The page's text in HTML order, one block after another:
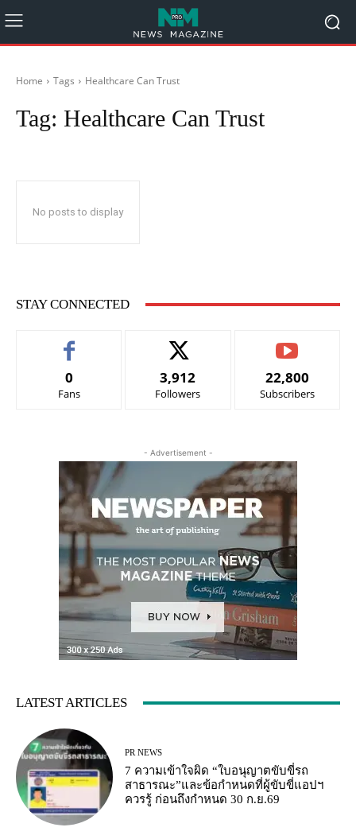
Home Tags Healthcare Can Trust
Tag: Healthcare Can Trust
No posts to display
STAY CONNECTED
0
Fans
3,912
Followers
22,800
Subscribers
- Advertisement -
LATEST ARTICLES
PR NEWS
7 ความเข้าใจผิด “ใบอนุญาตขับขี่รถ
สาธารณะ”และข้อกำหนดที่ผู้ขับขี่แอปฯ
ควรรู้ ก่อนถึงกำหนด 30 ก.ย.69